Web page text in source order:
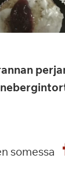
somessa